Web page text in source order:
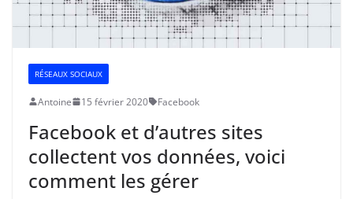
RÉSEAUX SOCIAUX
Antoine 15 février 2020 Facebook
Facebook et d’autres sites
collectent vos données, voici
comment les gérer